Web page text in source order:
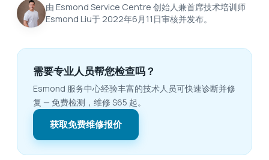
由 Esmond Service Centre 创始人兼首席技术培训师
Esmond Liu于 2022年6月11日审核并发布。
需要专业人员帮您检查吗？
Esmond 服务中心经验丰富的技术人员可快速诊断并修
复 — 免费检测，维修 $65 起。
获取免费维修报价